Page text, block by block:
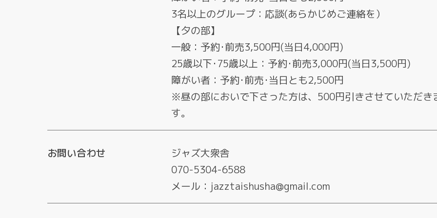
3名以上のグループ：応談(あらかじめご連絡を）
【夕の部】
一般：予約･前売3,500円(当日4,000円)
25歳以下･75歳以上：予約･前売3,000円(当日3,500円)
障がい者：予約･前売･当日とも2,500円
※昼の部においで下さった方は、500円引きさせていただき
す。
お問い合わせ
ジャズ大衆舎
070-5304-6588
メール：jazztaishusha@gmail.com